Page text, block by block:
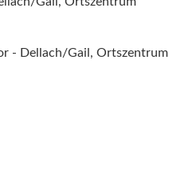
- Dellach/Gail, Ortszentrum